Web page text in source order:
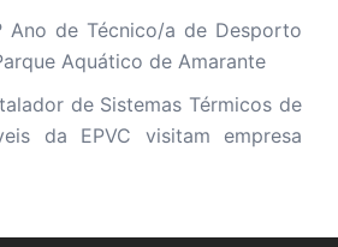
Ano de Técnico/a de Desporto
Aquático de Amarante
de Sistemas Térmicos de
da EPVC visitam empresa